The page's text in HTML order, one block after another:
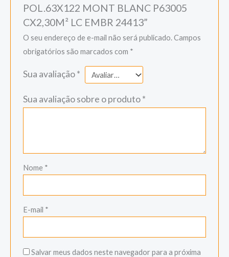
POL.63X122 MONT BLANC P63005
CX2,30M² LC EMBR 24413”
O seu endereço de e-mail não será publicado.Campos
obrigatórios são marcados com *
Sua avaliação*
Sua avaliação sobre o produto*
Nome *
E-mail *
Salvar meus dados neste navegador para a próxima